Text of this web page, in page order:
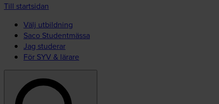
Till startsidan
Välj utbildning
Saco Studentmässa
Jag studerar
För SYV & lärare